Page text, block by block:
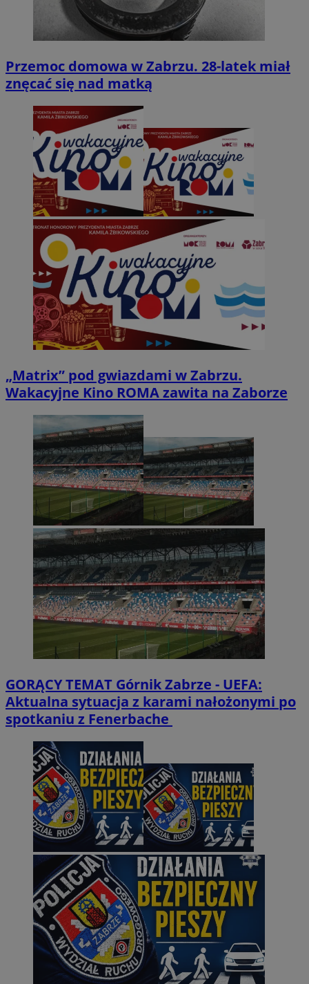
Przemoc domowa w Zabrzu. 28-latek miał
znęcać się nad matką
„Matrix” pod gwiazdami w Zabrzu.
Wakacyjne Kino ROMA zawita na Zaborze
GORĄCY TEMAT Górnik Zabrze - UEFA:
Aktualna sytuacja z karami nałożonymi po
spotkaniu z Fenerbache